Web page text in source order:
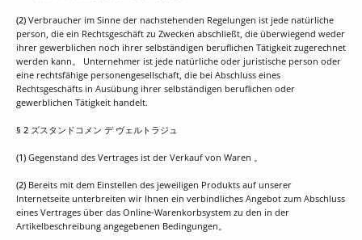
く
(2) Verbraucher im Sinne der nachstehenden Regelungen ist jede natürliche
person, die ein Rechtsgeschäft zu Zwecken abschließt, die überwiegend weder
ihrer gewerblichen noch ihrer selbständigen beruflichen Tätigkeit zugerechnet
werden kann。 Unternehmer ist jede natürliche oder juristische person oder
eine rechtsfähige personengesellschaft, die bei Abschluss eines
Rechtsgeschäfts in Ausübung ihrer selbständigen beruflichen oder
gewerblichen Tätigkeit handelt.
§ 2 ズスタンドコメン デ ヴェルトラジュ
(1) Gegenstand des Vertrages ist der Verkauf von Waren 。
(2) Bereits mit dem Einstellen des jeweiligen Produkts auf unserer
Internetseite unterbreiten wir Ihnen ein verbindliches Angebot zum Abschluss
eines Vertrages über das Online-Warenkorbsystem zu den in der
Artikelbeschreibung angegebenen Bedingungen。